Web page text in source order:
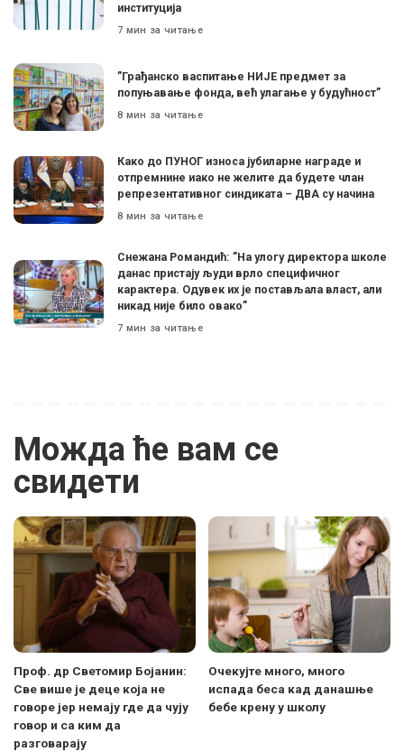
институција
7 мин за читање
”Грађанско васпитање НИЈЕ предмет за
попуњавање фонда, већ улагање у будућност”
8 мин за читање
Како до ПУНОГ износа јубиларне награде и
отпремнине иако не желите да будете члан
репрезентативног синдиката – ДВА су начина
8 мин за читање
Снежана Романдић: ”На улогу директора школе
данас пристају људи врло специфичног
карактера. Одувек их је постављала власт, али
никад није било овако”
7 мин за читање
Можда ће вам се
свидети
Проф. др Светомир Бојанин:
Све више је деце која не
говоре јер немају где да чују
говор и са ким да
разговарају
Очекујте много, много
испада беса кад данашње
бебе крену у школу